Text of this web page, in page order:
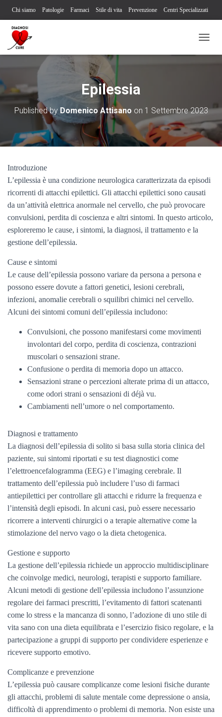
Chi siamo Patologie Farmaci Stile di vita Prevenzione Centri Specializzati
Associazioni Pazienti
A
I
O
N
E
T
G
E
Epilessia
Published by Domenico Attisano on 1 Settembre 2023
Introduzione
L’epilessia è una condizione neurologica caratterizzata da episodi
ricorrenti di attacchi epilettici. Gli attacchi epilettici sono causati
da un’attività elettrica anormale nel cervello, che può provocare
convulsioni, perdita di coscienza e altri sintomi. In questo articolo,
esploreremo le cause, i sintomi, la diagnosi, il trattamento e la
gestione dell’epilessia.
Cause e sintomi
Le cause dell’epilessia possono variare da persona a persona e
possono essere dovute a fattori genetici, lesioni cerebrali,
infezioni, anomalie cerebrali o squilibri chimici nel cervello.
Alcuni dei sintomi comuni dell’epilessia includono:
Convulsioni, che possono manifestarsi come movimenti
involontari del corpo, perdita di coscienza, contrazioni
muscolari o sensazioni strane.
Confusione o perdita di memoria dopo un attacco.
Sensazioni strane o percezioni alterate prima di un attacco,
come odori strani o sensazioni di déjà vu.
Cambiamenti nell’umore o nel comportamento.
Diagnosi e trattamento
La diagnosi dell’epilessia di solito si basa sulla storia clinica del
paziente, sui sintomi riportati e su test diagnostici come
l’elettroencefalogramma (EEG) e l’imaging cerebrale. Il
trattamento dell’epilessia può includere l’uso di farmaci
antiepilettici per controllare gli attacchi e ridurre la frequenza e
l’intensità degli episodi. In alcuni casi, può essere necessario
ricorrere a interventi chirurgici o a terapie alternative come la
stimolazione del nervo vago o la dieta chetogenica.
Gestione e supporto
La gestione dell’epilessia richiede un approccio multidisciplinare
che coinvolge medici, neurologi, terapisti e supporto familiare.
Alcuni metodi di gestione dell’epilessia includono l’assunzione
regolare dei farmaci prescritti, l’evitamento di fattori scatenanti
come lo stress e la mancanza di sonno, l’adozione di uno stile di
vita sano con una dieta equilibrata e l’esercizio fisico regolare, e la
partecipazione a gruppi di supporto per condividere esperienze e
ricevere supporto emotivo.
Complicanze e prevenzione
L’epilessia può causare complicanze come lesioni fisiche durante
gli attacchi, problemi di salute mentale come depressione o ansia,
difficoltà di apprendimento o problemi di memoria. Non esiste una